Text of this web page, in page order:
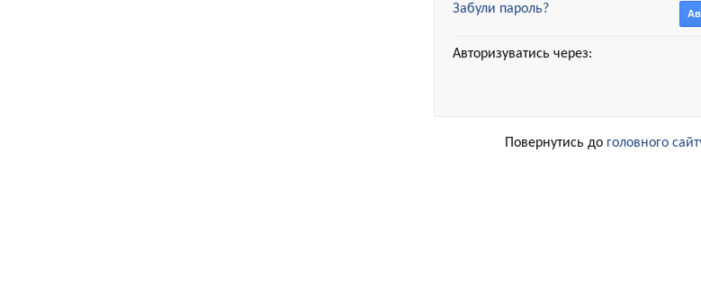
Забули пароль?
Авторизуватись через:
Повернутись до головного